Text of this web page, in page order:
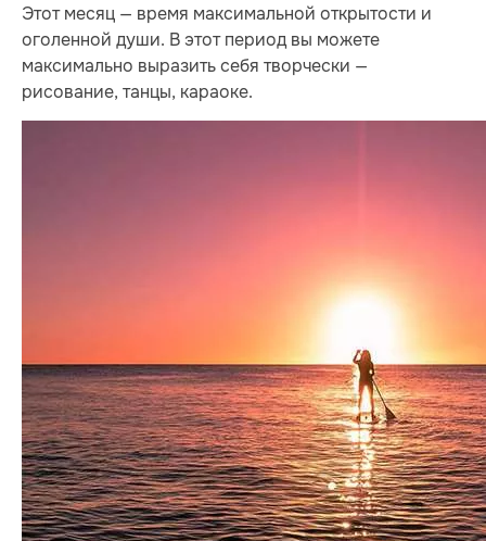
Этот месяц — время максимальной открытости и
оголенной души. В этот период вы можете
максимально выразить себя творчески —
рисование, танцы, караоке.